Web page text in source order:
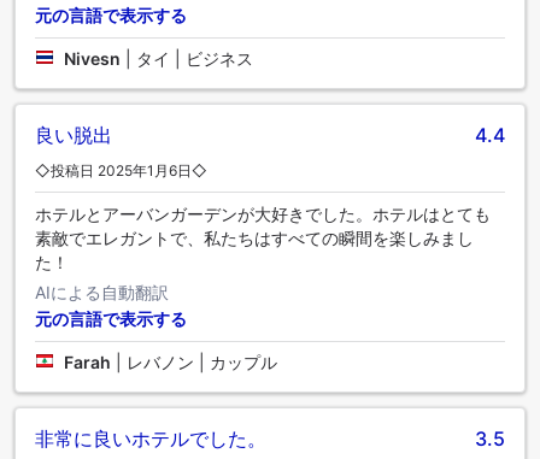
元の言語で表示する
Nivesn タイ | ビジネス
良い脱出 4.4
◇投稿日 2025年1月6日◇
ホテルとアーバンガーデンが大好きでした。ホテルはとても
素敵でエレガントで、私たちはすべての瞬間を楽しみまし
た！
AIによる自動翻訳
元の言語で表示する
Farah レバノン | カップル
非常に良いホテルでした。 3.5